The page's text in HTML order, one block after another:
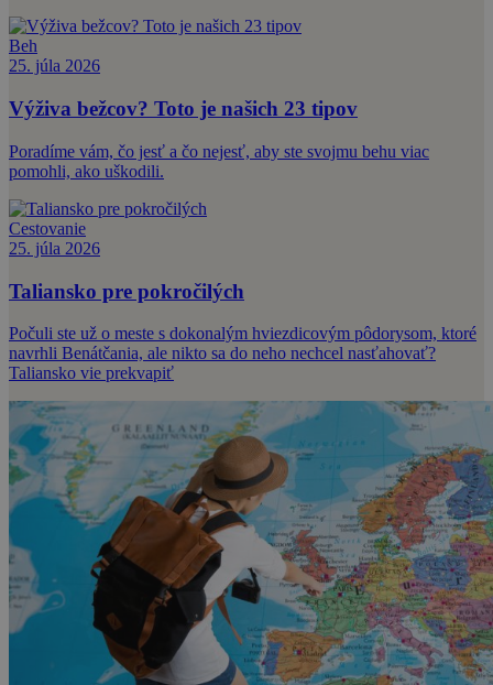
Beh
25. júla 2026
Výživa bežcov? Toto je našich 23 tipov
Poradíme vám, čo jesť a čo nejesť, aby ste svojmu behu viac
pomohli, ako uškodili.
Cestovanie
25. júla 2026
Taliansko pre pokročilých
Počuli ste už o meste s dokonalým hviezdicovým pôdorysom, ktoré
navrhli Benátčania, ale nikto sa do neho nechcel nasťahovať?
Taliansko vie prekvapiť